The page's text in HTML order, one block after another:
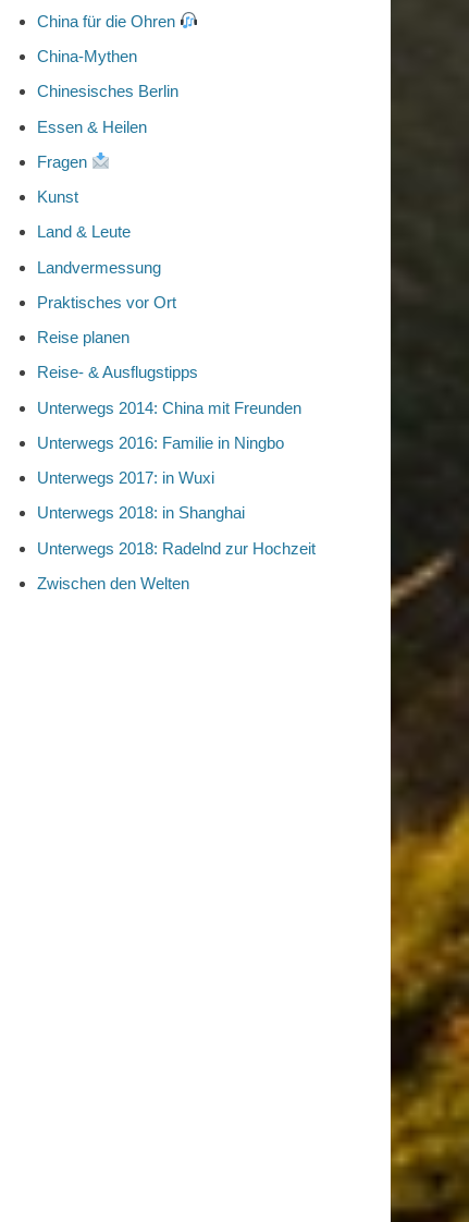
China für die Ohren
China-Mythen
Chinesisches Berlin
Essen & Heilen
Fragen
Kunst
Land & Leute
Landvermessung
Praktisches vor Ort
Reise planen
Reise- & Ausflugstipps
Unterwegs 2014: China mit Freunden
Unterwegs 2016: Familie in Ningbo
Unterwegs 2017: in Wuxi
Unterwegs 2018: in Shanghai
Unterwegs 2018: Radelnd zur Hochzeit
Zwischen den Welten